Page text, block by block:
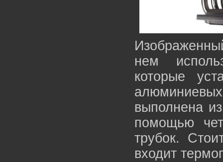
нем
которые
выполнена
помощью
трубок.
входит